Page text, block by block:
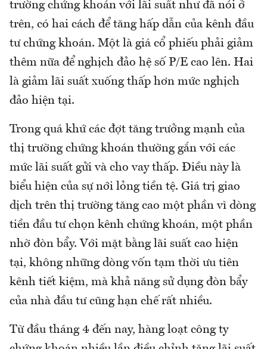
trường chứng khoán với lãi suất như đã nói ở
trên, có hai cách để tăng hấp dẫn của kênh đầu
tư chứng khoán. Một là giá cổ phiếu phải giảm
thêm nữa để nghịch đảo hệ số P/E cao lên. Hai
là giảm lãi suất xuống thấp hơn mức nghịch
đảo hiện tại.
Trong quá khứ các đợt tăng trưởng mạnh của
thị trường chứng khoán thường gắn với các
mức lãi suất gửi và cho vay thấp. Điều này là
biểu hiện của sự nới lỏng tiền tệ. Giá trị giao
dịch trên thị trường tăng cao một phần vì dòng
tiền đầu tư chọn kênh chứng khoán, một phần
nhờ đòn bẩy. Với mặt bằng lãi suất cao hiện
tại, không những dòng vốn tạm thời ưu tiên
kênh tiết kiệm, mà khả năng sử dụng đòn bẩy
của nhà đầu tư cũng hạn chế rất nhiều.
Từ đầu tháng 4 đến nay, hàng loạt công ty